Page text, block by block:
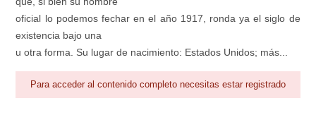
oficial lo podemos fechar en el año 1917, ronda ya el siglo de
existencia bajo una
u otra forma. Su lugar de nacimiento: Estados Unidos; más...
Para acceder al contenido completo necesitas estar registrado